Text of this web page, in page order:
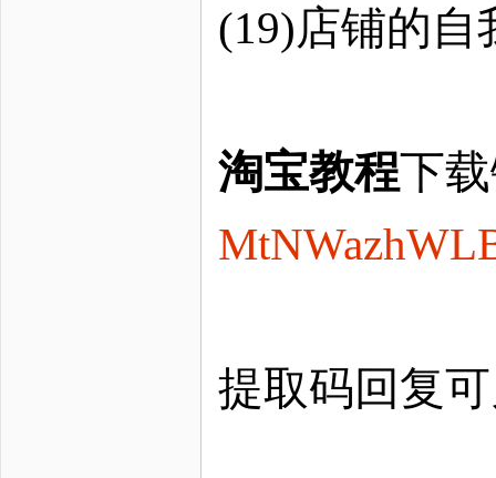
(19)店铺的自
淘宝教程下
提取码回复